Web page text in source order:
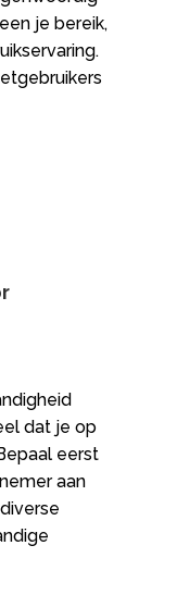
je bereik,
dat je op
eerst
aan